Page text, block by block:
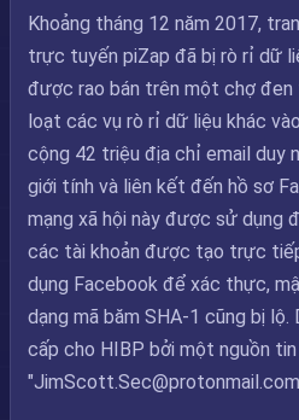
Khoảng tháng 12 năm 2017,
trực tuyến piZap đã bị rò rỉ dữ
được rao bán trên một chợ
loạt các vụ rò rỉ dữ liệu khác
cộng 42 triệu địa chỉ email duy
giới tính và liên kết đến hồ sơ
mạng xã hội này được sử dụng
các tài khoản được tạo trực
dụng Facebook để xác thực,
dạng mã băm SHA-1 cũng bị
cấp cho HIBP bởi một nguồn
"JimScott.Sec@protonmail.com